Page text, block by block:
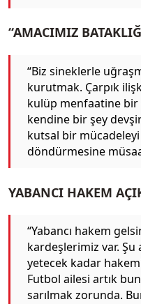
“AMACIMIZ
“Biz sineklerle
kurutmak. Çarpık
kulüp menfaatine
kendine bir şey
kutsal bir mücadeleyi
döndürmesine
YABANCI HAKEM
“Yabancı hakem
kardeşlerimiz var.
yetecek kadar
Futbol ailesi artık
sarılmak zorunda.